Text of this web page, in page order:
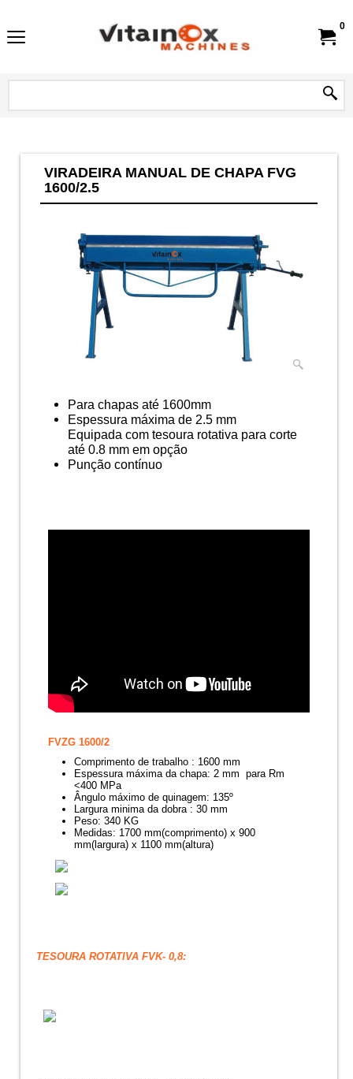
0
VIRADEIRA MANUAL DE CHAPA FVG
1600/2.5
Para chapas até 1600mm
Espessura máxima de 2.5 mm
Equipada com tesoura rotativa para corte
até 0.8 mm em opção
Punção contínuo
FVZG 1600/2
Comprimento de trabalho : 1600 mm
Espessura máxima da chapa: 2 mm para Rm
<400 MPa
Ângulo máximo de quinagem: 135º
Largura minima da dobra : 30 mm
Peso: 340 KG
Medidas: 1700 mm(comprimento) x 900
mm(largura) x 1100 mm(altura)
TESOURA ROTATIVA FVK- 0,8: